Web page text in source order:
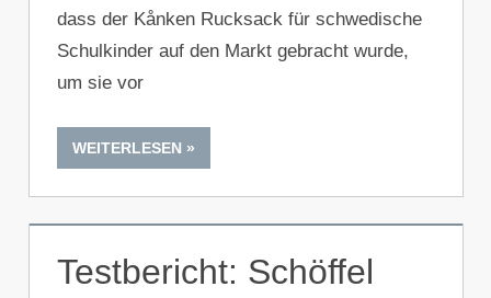
dass der Kånken Rucksack für schwedische
Schulkinder auf den Markt gebracht wurde,
um sie vor
WEITERLESEN
Testbericht: Schöffel